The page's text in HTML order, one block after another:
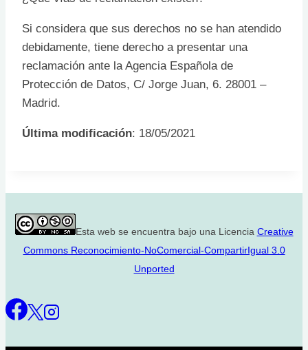
Si considera que sus derechos no se han atendido
debidamente, tiene derecho a presentar una
reclamación ante la Agencia Española de
Protección de Datos, C/ Jorge Juan, 6. 28001 –
Madrid.
Última modificación: 18/05/2021
Esta web se encuentra bajo una Licencia Creative
Commons Reconocimiento-NoComercial-CompartirIgual 3.0
Unported